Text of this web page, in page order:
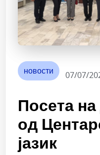
новости 07/07/
Посета на
од
јазик